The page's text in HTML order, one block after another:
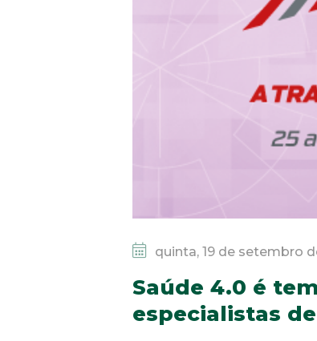
quinta, 19 de setembro
Saúde 4.0 é
especialistas